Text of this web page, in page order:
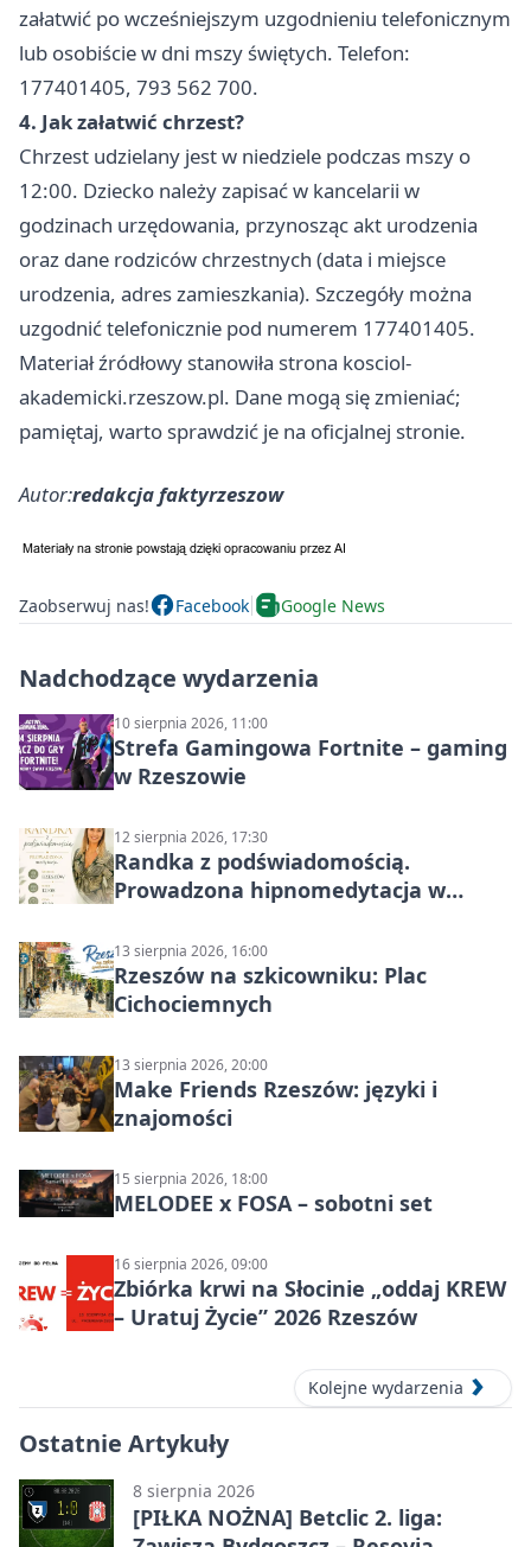
załatwić po wcześniejszym uzgodnieniu telefonicznym
lub osobiście w dni mszy świętych. Telefon:
177401405, 793 562 700.
4. Jak załatwić chrzest?
Chrzest udzielany jest w niedziele podczas mszy o
12:00. Dziecko należy zapisać w kancelarii w
godzinach urzędowania, przynosząc akt urodzenia
oraz dane rodziców chrzestnych (data i miejsce
urodzenia, adres zamieszkania). Szczegóły można
uzgodnić telefonicznie pod numerem 177401405.
Materiał źródłowy stanowiła strona kosciol-
akademicki.rzeszow.pl. Dane mogą się zmieniać;
pamiętaj, warto sprawdzić je na oficjalnej stronie.
Autor:redakcja faktyrzeszow
Zaobserwuj nas! Facebook Google News
Nadchodzące wydarzenia
10 sierpnia 2026, 11:00
Strefa Gamingowa Fortnite – gaming
w Rzeszowie
12 sierpnia 2026, 17:30
Randka z podświadomością.
Prowadzona hipnomedytacja w
13 sierpnia 2026, 16:00
Rzeszów na szkicowniku: Plac
Cichociemnych
13 sierpnia 2026, 20:00
Make Friends Rzeszów: języki i
znajomości
15 sierpnia 2026, 18:00
MELODEE x FOSA – sobotni set
16 sierpnia 2026, 09:00
Zbiórka krwi na Słocinie „oddaj KREW
– Uratuj Życie” 2026 Rzeszów
Kolejne wydarzenia
Ostatnie Artykuły
8 sierpnia 2026
[PIŁKA NOŻNA] Betclic 2. liga: